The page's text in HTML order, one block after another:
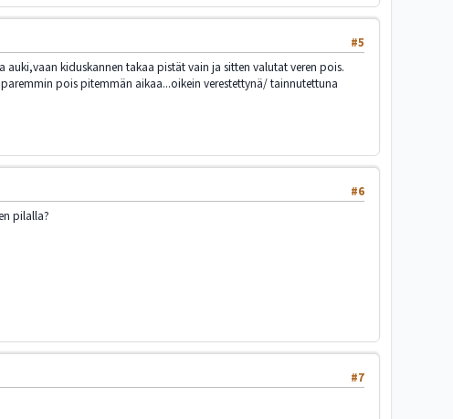
#5
auki,vaan kiduskannen takaa pistät vain ja sitten valutat veren pois.
pois pitemmän aikaa...oikein verestettynä/ tainnutettuna
#6
pilalla?
#7